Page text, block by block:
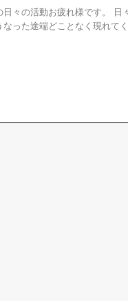
日々の活動お疲れ様です。
なった途端どことなく現れて